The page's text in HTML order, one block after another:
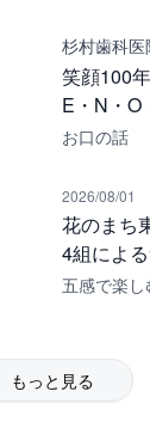
杉村歯科医
笑顔100
E・N・O
お口の話
2026/08/01
花のまち
4組によ
五感で楽
もっと見る